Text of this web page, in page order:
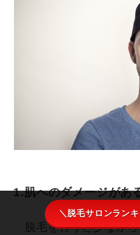
1.肌へのダメージがあ
脱毛を行うと少なから
＼脱毛サロンラン